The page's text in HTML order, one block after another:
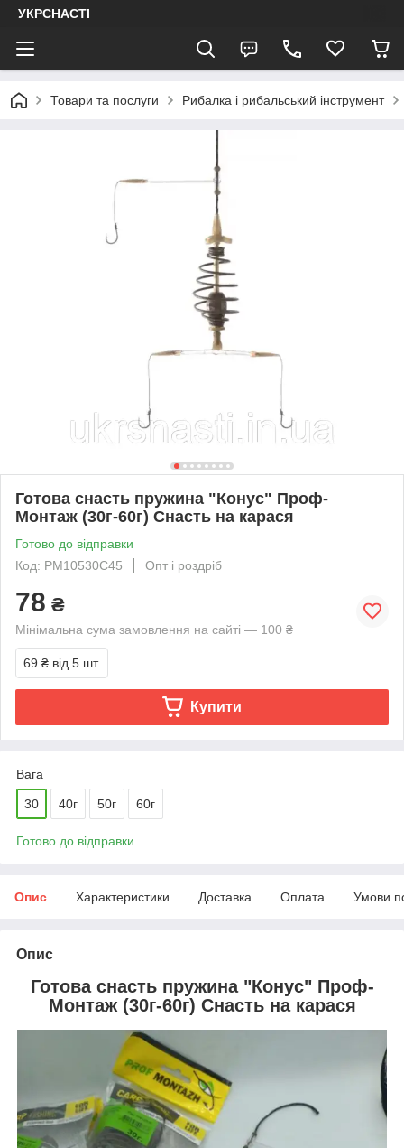
УКРСНАСТІ
Товари та послуги Рибалка і рибальський інструмент
Готова снасть пружина "Конус" Проф-
Монтаж (30г-60г) Снасть на карася
Готово до відправки
Код: PM10530С45
Опт і роздріб
78 ₴
Мінімальна сума замовлення на сайті — 100 ₴
69 ₴ від 5 шт.
Купити
Вага
30 40г 50г 60г
Готово до відправки
Опис Характеристики Доставка Оплата Умови
Опис
Готова снасть пружина "Конус" Проф-
Монтаж (30г-60г) Снасть на карася